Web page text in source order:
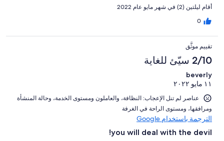
أقام ليلتين (2) في شهر مايو عام 2022
0
تقييم موثَّق
2/10 سيّئ للغاية
beverly
١١ مايو ٢٠٢٢
عناصر لم تنل الإعجاب: ⁦النظافة⁩، و⁦العاملون ومستوى الخدمة⁩، و⁦حالة المنشأة
ومرافقها⁩، و⁦مستوى الراحة في الغرفة⁩
الترجمة باستخدام Google
you will deal with the devil!